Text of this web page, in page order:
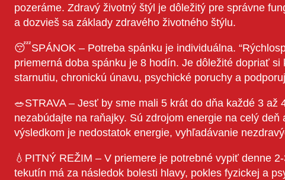
pozeráme. Zdravý životný štýl je dôležitý pre správne
a dozvieš sa základy zdravého životného štýlu.
😴SPÁNOK – Potreba spánku je individuálna.
priemerná doba spánku je 8 hodín. Je dôležité dopriať
starnutiu, chronickú únavu, psychické poruchy a
🥗STRAVA – Jesť by sme mali 5 krát do dňa každé 3
nezabúdajte na raňajky. Sú zdrojom energie na celý
výsledkom je nedostatok energie, vyhľadávanie
💧PITNÝ REŽIM – V priemere je potrebné vypiť denne
tekutín má za následok bolesti hlavy, pokles fyzickej a